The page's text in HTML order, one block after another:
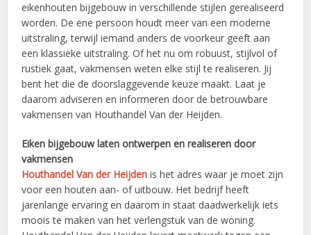
eikenhouten bijgebouw in verschillende stijlen gerealiseerd
worden. De ene persoon houdt meer van een moderne
uitstraling, terwijl iemand anders de voorkeur geeft aan
een klassieke uitstraling. Of het nu om robuust, stijlvol of
rustiek gaat, vakmensen weten elke stijl te realiseren. Jij
bent het die de doorslaggevende keuze maakt. Laat je
daarom adviseren en informeren door de betrouwbare
vakmensen van Houthandel Van der Heijden.
Eiken bijgebouw laten ontwerpen en realiseren door
vakmensen
Houthandel Van der Heijden is het adres waar je moet zijn
voor een houten aan- of uitbouw. Het bedrijf heeft
jarenlange ervaring en daarom in staat daadwerkelijk iets
moois te maken van het verlengstuk van de woning.